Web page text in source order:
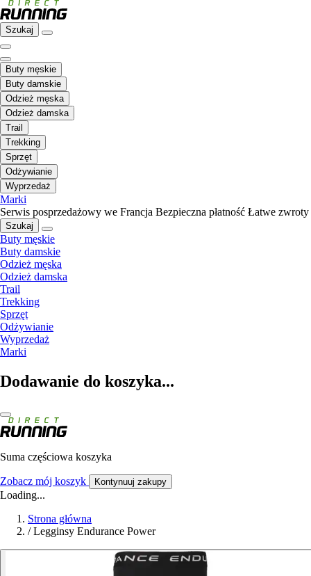
Szukaj
Buty męskie
Buty damskie
Odzież męska
Odzież damska
Trail
Trekking
Sprzęt
Odżywianie
Wyprzedaż
Marki
Serwis posprzedażowy we Francja Bezpieczna płatność Łatwe zwroty
Szukaj
Buty męskie
Buty damskie
Odzież męska
Odzież damska
Trail
Trekking
Sprzęt
Odżywianie
Wyprzedaż
Marki
Dodawanie do koszyka...
Suma częściowa koszyka
Zobacz mój koszyk Kontynuuj zakupy
Loading...
Strona główna
/ Legginsy Endurance Power